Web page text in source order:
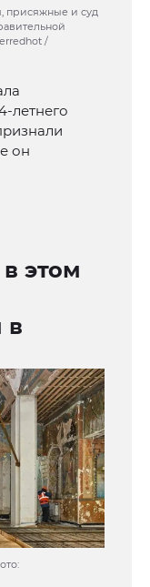
присяжные и суд
/
летнего
он
этом
в